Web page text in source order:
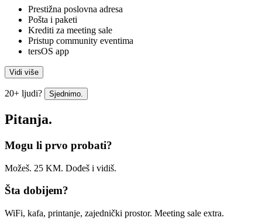
Prestižna poslovna adresa
Pošta i paketi
Krediti za meeting sale
Pristup community eventima
tersOS app
Vidi više
20+ ljudi? Sjednimo.
Pitanja.
Mogu li prvo probati?
Možeš. 25 KM. Dođeš i vidiš.
Šta dobijem?
WiFi, kafa, printanje, zajednički prostor. Meeting sale extra.